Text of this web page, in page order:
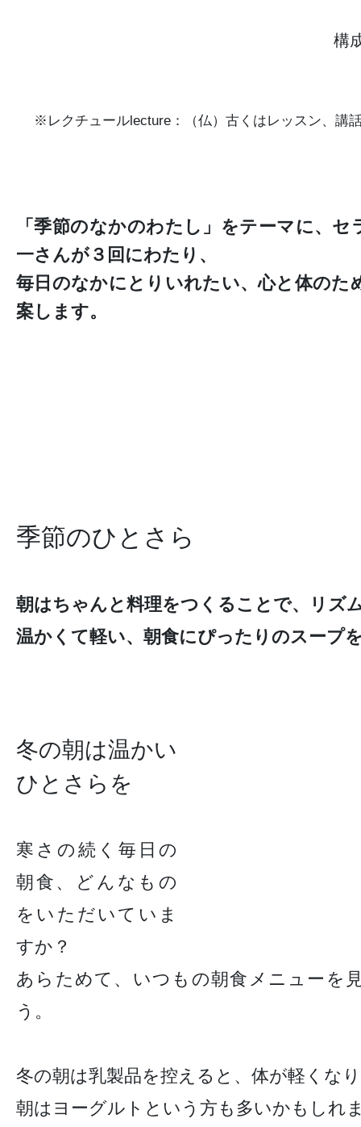
構
※レクチュールlecture：（仏）古くはレッスン、講
「季節のなかのわたし」をテーマに、セ
一さんが３回にわたり、
毎日のなかにとりいれたい、心と体のた
案します。
季節のひとさら
朝はちゃんと料理をつくることで、リズ
温かくて軽い、朝食にぴったりのスープ
冬の朝は温かい
ひとさらを
寒さの続く毎日の
朝食、どんなもの
をいただいていま
すか？
あらためて、いつもの朝食メニューを
う。
冬の朝は乳製品を控えると、体が軽くな
朝はヨーグルトという方も多いかもしれ